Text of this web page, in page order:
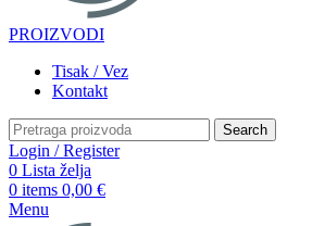
PROIZVODI
Tisak / Vez
Kontakt
Search
Login / Register
0 Lista želja
0 items 0,00 €
Menu